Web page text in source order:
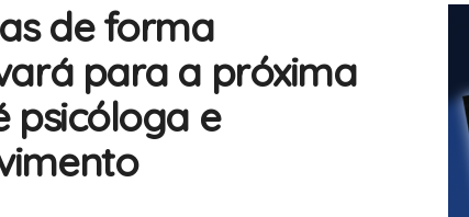
de forma
para a próxima
psicóloga e